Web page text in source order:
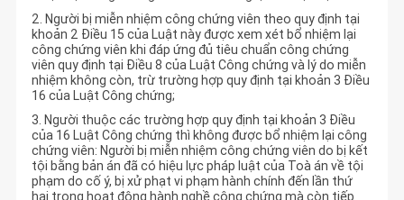
2. Người bị miễn nhiệm công chứng viên theo quy định tại
khoản 2 Điều 15 của Luật này được xem xét bổ nhiệm lại
công chứng viên khi đáp ứng đủ tiêu chuẩn công chứng
viên quy định tại Điều 8 của Luật Công chứng và lý do miễn
nhiệm không còn, trừ trường hợp quy định tại khoản 3 Điều
16 của Luật Công chứng;
3. Người thuộc các trường hợp quy định tại khoản 3 Điều
của 16 Luật Công chứng thì không được bổ nhiệm lại công
chứng viên: Người bị miễn nhiệm công chứng viên do bị kết
tội bằng bản án đã có hiệu lực pháp luật của Toà án về tội
phạm do cố ý, bị xử phạt vi phạm hành chính đến lần thứ
hai trong hoạt động hành nghề công chứng mà còn tiếp